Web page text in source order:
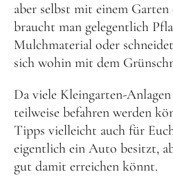
aber selbst mit einem
braucht man gelegentlich
Mulchmaterial oder
sich wohin mit dem
Da viele Kleingarten-
teilweise befahren werden
Tipps vielleicht auch für
eigentlich ein Auto besitzt,
gut damit erreichen könnt.